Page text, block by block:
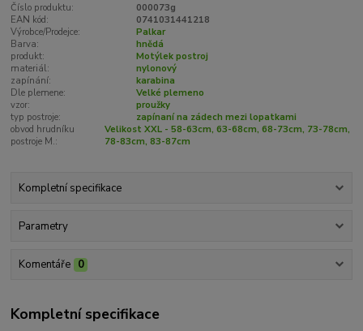
Číslo produktu:
000073g
EAN kód:
0741031441218
Výrobce/Prodejce:
Palkar
Barva:
hnědá
produkt:
Motýlek postroj
materiál:
nylonový
zapínání:
karabina
Dle plemene:
Velké plemeno
vzor:
proužky
typ postroje:
zapínaní na zádech mezi lopatkami
obvod hrudníku
postroje M.:
Velikost XXL - 58-63cm, 63-68cm, 68-73cm, 73-78cm,
78-83cm, 83-87cm
Kompletní specifikace
Parametry
Komentáře 0
Kompletní specifikace